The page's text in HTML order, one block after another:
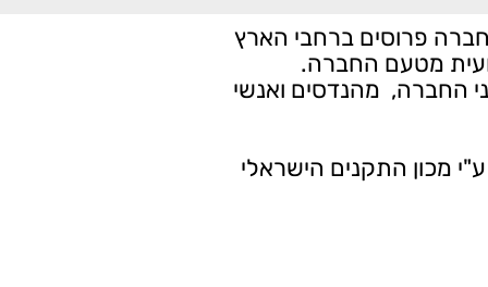
פרוסים ברחבי הארץ
מטעם החברה.
החברה, מהנדסים ואנשי
ע"י מכון התקנים הישראלי